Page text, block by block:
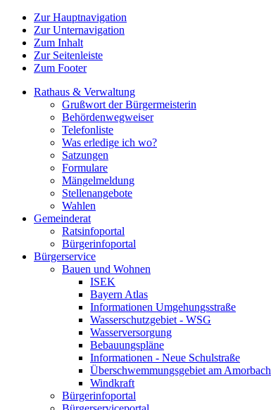
Zur Hauptnavigation
Zur Unternavigation
Zum Inhalt
Zur Seitenleiste
Zum Footer
Rathaus & Verwaltung
Grußwort der Bürgermeisterin
Behördenwegweiser
Telefonliste
Was erledige ich wo?
Satzungen
Formulare
Mängelmeldung
Stellenangebote
Wahlen
Gemeinderat
Ratsinfoportal
Bürgerinfoportal
Bürgerservice
Bauen und Wohnen
ISEK
Bayern Atlas
Informationen Umgehungsstraße
Wasserschutzgebiet - WSG
Wasserversorgung
Bebauungspläne
Informationen - Neue Schulstraße
Überschwemmungsgebiet am Amorbach
Windkraft
Bürgerinfoportal